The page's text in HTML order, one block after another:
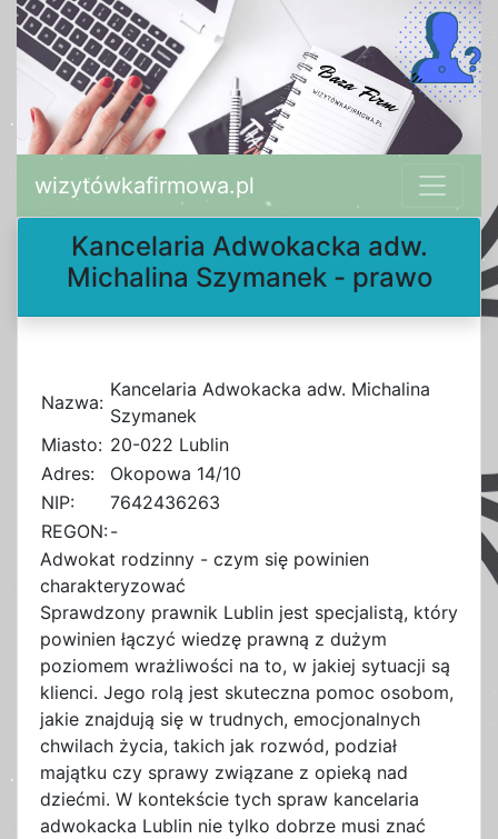
wizytówkafirmowa.pl
Kancelaria Adwokacka adw.
Michalina Szymanek - prawo
Nazwa:
Kancelaria Adwokacka adw. Michalina
Szymanek
Miasto: 20-022 Lublin
Adres:
Okopowa 14/10
NIP:
7642436263
REGON:-
Adwokat rodzinny - czym się powinien
charakteryzować
Sprawdzony prawnik Lublin jest specjalistą, który
powinien łączyć wiedzę prawną z dużym
poziomem wrażliwości na to, w jakiej sytuacji są
klienci. Jego rolą jest skuteczna pomoc osobom,
jakie znajdują się w trudnych, emocjonalnych
chwilach życia, takich jak rozwód, podział
majątku czy sprawy związane z opieką nad
dziećmi. W kontekście tych spraw kancelaria
adwokacka Lublin nie tylko dobrze musi znać